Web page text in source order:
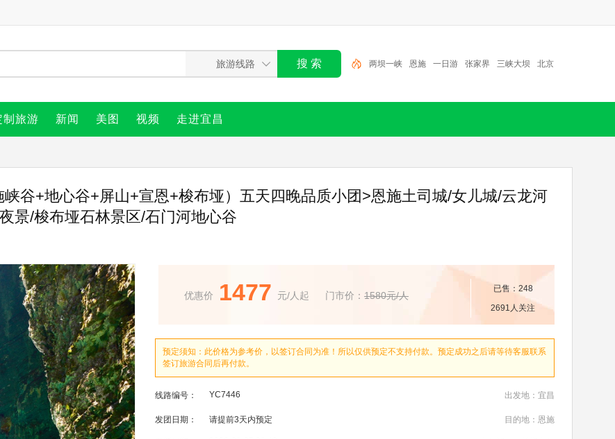
恩施 一日游 张家界 三峡大坝 北京 半日游 大
制旅游 新闻 美图 视频 走进宜昌
谷+地心谷+屏山+宣恩+梭布垭）五天四晚品质小团>恩施土司城/女儿城/云龙河
景/梭布垭石林景区/石门河地心谷
优惠价 1477 元/人起 门市价： 1580元/人
已售：248
2691人关注
预定须知：此价格为参考价，以签订合同为准！所以仅供预定不支持付款。预定成功之后请等待客服联系
签订旅游合同后再付款。
线路编号： YC7446 出发地：宜昌
发团日期： 请提前3天内预定 目的地：恩施